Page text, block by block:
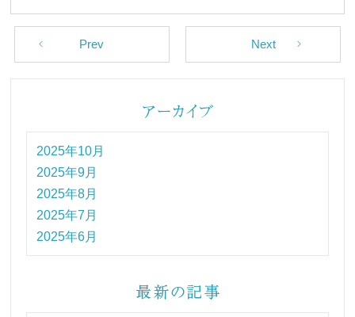
Prev Next
2025年10月
2025年9月
2025年8月
2025年7月
2025年6月